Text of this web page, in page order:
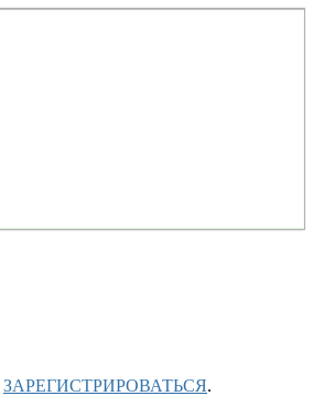
ЗАРЕГИСТРИРОВАТЬСЯ.